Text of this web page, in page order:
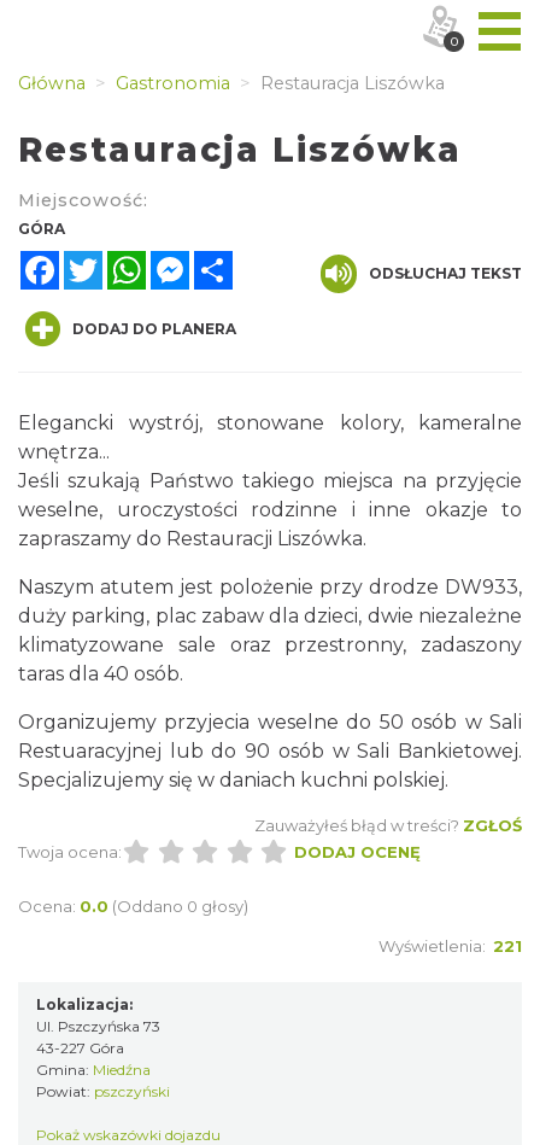
Główna Gastronomia Restauracja Liszówka
Restauracja Liszówka
Miejscowość:
GÓRA
FacebookTwitterWhatsAppMessenger
ODSŁUCHAJ TEKST
DODAJ DO PLANERA
Elegancki wystrój, stonowane kolory, kameralne
wnętrza...
Jeśli szukają Państwo takiego miejsca na przyjęcie
weselne, uroczystości rodzinne i inne okazje to
zapraszamy do Restauracji Liszówka.
Naszym atutem jest polożenie przy drodze DW933,
duży parking, plac zabaw dla dzieci, dwie niezależne
klimatyzowane sale oraz przestronny, zadaszony
taras dla 40 osób.
Organizujemy przyjecia weselne do 50 osób w Sali
Restuaracyjnej lub do 90 osób w Sali Bankietowej.
Specjalizujemy się w daniach kuchni polskiej.
Zauważyłeś błąd w treści? ZGŁOŚ
Twoja ocena:
DODAJ OCENĘ
Ocena: 0.0 (Oddano 0 głosy)
Wyświetlenia: 221
Lokalizacja:
Ul. Pszczyńska 73
43-227 Góra
Gmina: Miedźna
Powiat: pszczyński
Pokaż wskazówki dojazdu
0